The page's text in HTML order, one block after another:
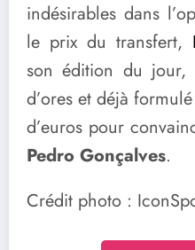
indésirables dans
le prix du transfert,
son édition du jour,
d’ores et déjà
d’euros pour
Pedro Gonçalves.
Crédit photo :